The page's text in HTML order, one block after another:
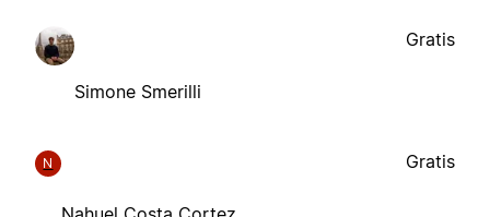
Simone Smerilli
Gratis
N Gratis